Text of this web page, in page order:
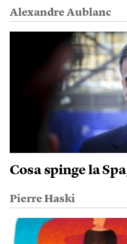
Alexandre Aublanc
Cosa spinge la
Pierre Haski